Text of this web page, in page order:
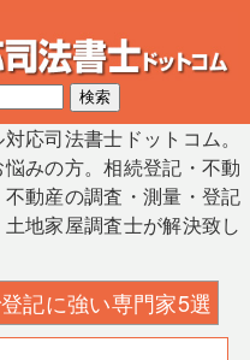
応司法書士ドットコム。
みの方。相続登記・不動
動産の調査・測量・登記
地家屋調査士が解決致し
記に強い専門家5選